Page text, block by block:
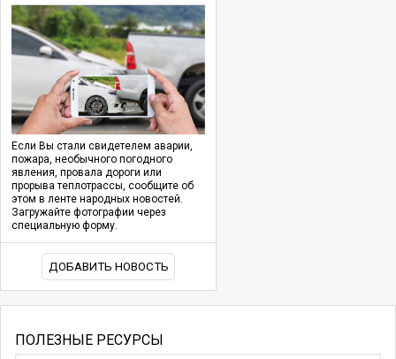
Если Вы стали свидетелем аварии,
пожара, необычного погодного
явления, провала дороги или
прорыва теплотрассы, сообщите об
этом в ленте народных новостей.
Загружайте фотографии через
специальную форму.
ДОБАВИТЬ НОВОСТЬ
ПОЛЕЗНЫЕ РЕСУРСЫ